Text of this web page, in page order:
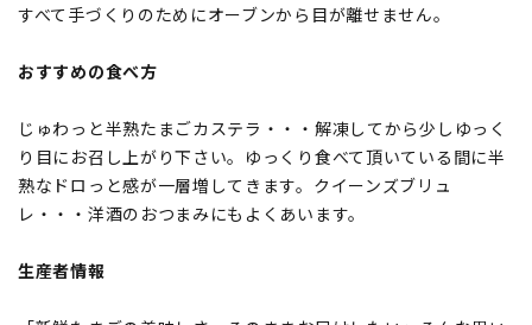
すべて手づくりのためにオーブンから目が離せません。
おすすめの食べ方
じゅわっと半熟たまごカステラ・・・解凍してから少しゆっく
り目にお召し上がり下さい。ゆっくり食べて頂いている間に半
熟なドロっと感が一層増してきます。クイーンズブリュ
レ・・・洋酒のおつまみにもよくあいます。
生産者情報